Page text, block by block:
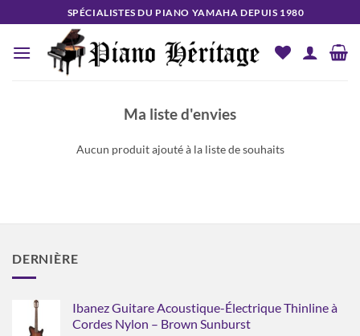
au
contenu
SPÉCIALISTES DU PIANO YAMAHA DEPUIS 1980
Ma liste d'envies
Aucun produit ajouté à la liste de souhaits
DERNIÈRE
Ibanez Guitare Acoustique-Électrique Thinline à
Cordes Nylon – Brown Sunburst